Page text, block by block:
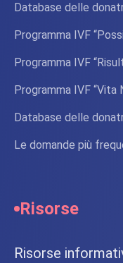
Database delle
Programma IVF
Programma IVF
Programma IVF “Vita
Database delle
Le domande più
Risorse
Risorse